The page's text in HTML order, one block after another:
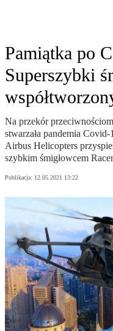
Pamiątka po
Superszybki
Na przekór
stwarzała pandemia
Airbus Helicopters
szybkim śmigłowcem
Publikacja: 12.05.2021 13:22